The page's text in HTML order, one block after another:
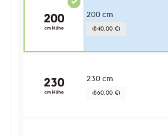
200 cm
(840,00 €)
230 cm
(860,00 €)